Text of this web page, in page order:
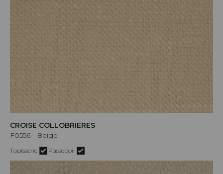
CROISE COLLOBRIERES
F0556 - Beige
Tapisserie Passepoil